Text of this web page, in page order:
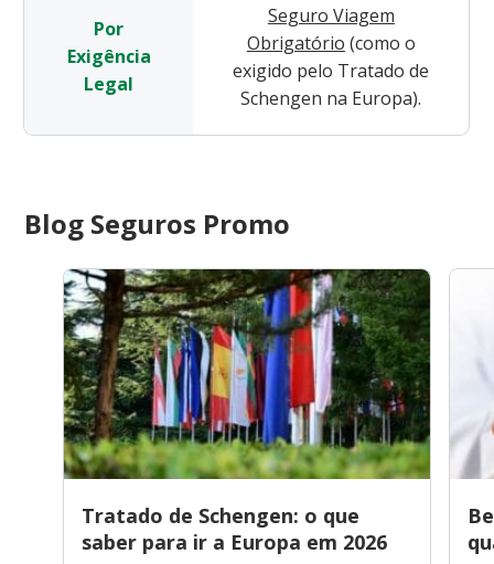
Por
Exigência
Legal
Seguro Viagem
Obrigatório (como o
exigido pelo Tratado de
Schengen na Europa).
Blog Seguros Promo
Tratado de Schengen: o que
saber para ir a Europa em 2026